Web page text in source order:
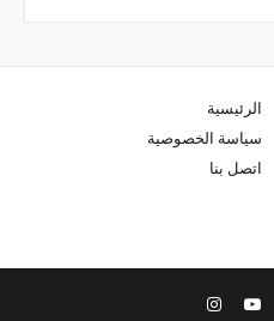
الرئيسية
سياسة الخصوصية
اتصل بنا